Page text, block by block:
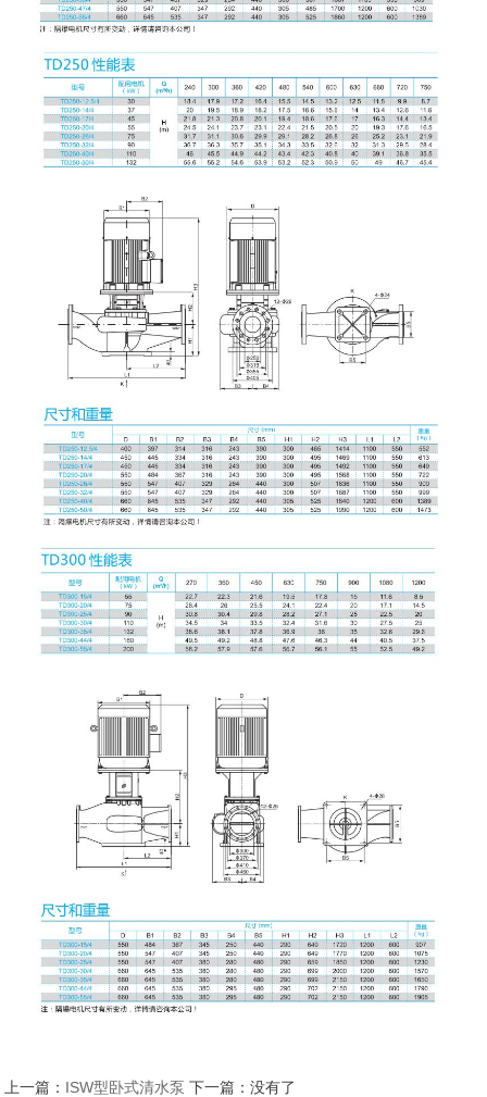
上一篇： ISW型卧式清水泵 下一篇：没有了